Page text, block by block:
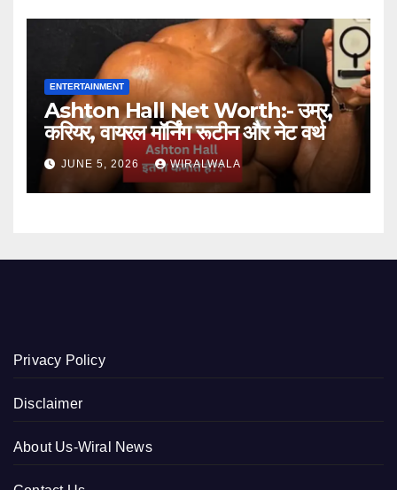
ENTERTAINMENT
Ashton Hall Net Worth:- उम्र,
करियर, वायरल मॉर्निंग रूटीन और नेट वर्थ
JUNE 5, 2026 WIRALWALA
Privacy Policy
Disclaimer
About Us-Wiral News